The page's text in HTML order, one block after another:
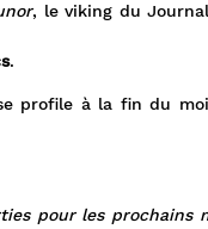
, le viking du
.
profile à la fin du
pour les prochains